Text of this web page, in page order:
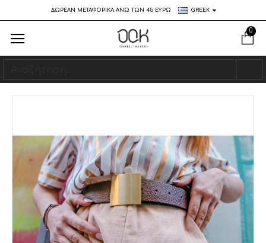
ΔΩΡΕΑΝ ΜΕΤΑΦΟΡΙΚΑ ΑΝΩ ΤΩΝ 45 ΕΥΡΩ GREEK
0